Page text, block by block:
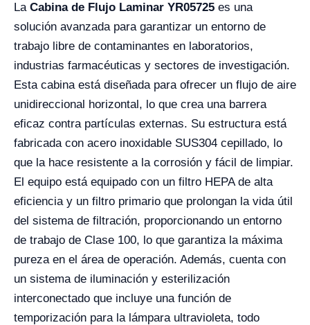
La Cabina de Flujo Laminar YR05725 es una
solución avanzada para garantizar un entorno de
trabajo libre de contaminantes en laboratorios,
industrias farmacéuticas y sectores de investigación.
Esta cabina está diseñada para ofrecer un flujo de aire
unidireccional horizontal, lo que crea una barrera
eficaz contra partículas externas. Su estructura está
fabricada con acero inoxidable SUS304 cepillado, lo
que la hace resistente a la corrosión y fácil de limpiar.
El equipo está equipado con un filtro HEPA de alta
eficiencia y un filtro primario que prolongan la vida útil
del sistema de filtración, proporcionando un entorno
de trabajo de Clase 100, lo que garantiza la máxima
pureza en el área de operación. Además, cuenta con
un sistema de iluminación y esterilización
interconectado que incluye una función de
temporización para la lámpara ultravioleta, todo